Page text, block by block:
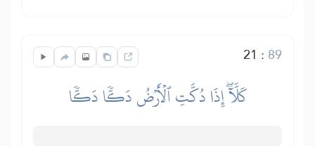
21 : 89
كَلَّآۖ إِذَا دُكَّتِ ٱلۡأَرۡضُ دَكّٗا دَكّٗا